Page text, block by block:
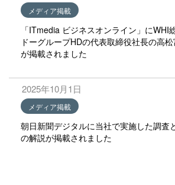
メディア掲載
「ITmedia ビジネスオンライン」にWHI
ドーグループHDの代表取締役社長の高
が掲載されました
2025年10月1日
メディア掲載
朝日新聞デジタルに当社で実施した調査
の解説が掲載されました